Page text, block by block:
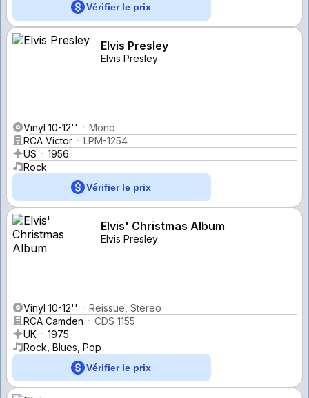
Vérifier le prix
Elvis Presley
Elvis Presley
Vinyl 10-12''
Mono
RCA Victor
LPM-1254
US
1956
Rock
Vérifier le prix
Elvis' Christmas Album
Elvis Presley
Vinyl 10-12''
Reissue, Stereo
RCA Camden
CDS 1155
UK
1975
Rock, Blues, Pop
Vérifier le prix